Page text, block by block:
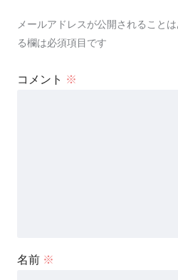
メールアドレスが公開されることは
る欄は必須項目です
コメント ※
名前 ※